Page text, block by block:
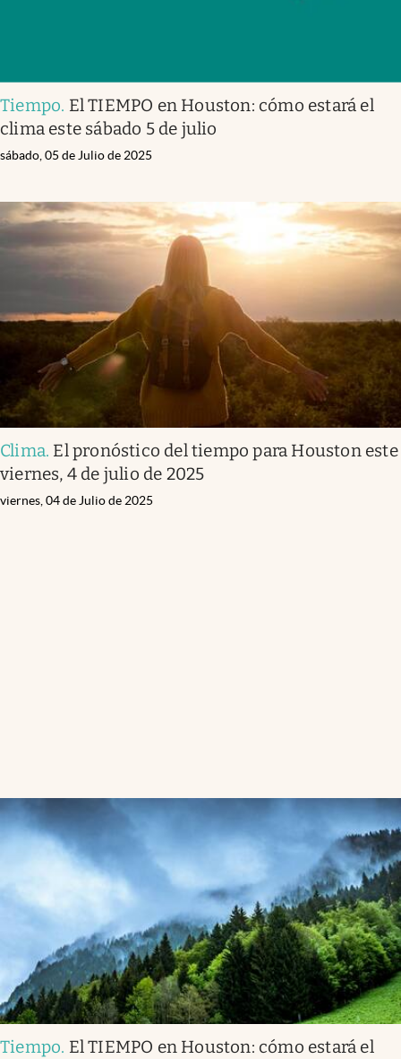
Tiempo. El TIEMPO en Houston: cómo estará el
clima este sábado 5 de julio
sábado, 05 de Julio de 2025
Clima. El pronóstico del tiempo para Houston este
viernes, 4 de julio de 2025
viernes, 04 de Julio de 2025
Tiempo. El TIEMPO en Houston: cómo estará el